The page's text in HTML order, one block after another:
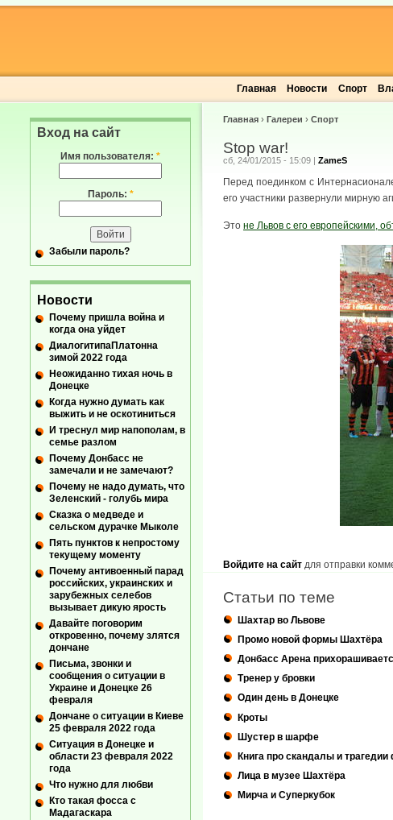
Главная Новости Спорт
Главная › Галереи › Спорт
Stop war!
сб, 24/01/2015 - 15:09 | ZameS
Перед поединком с
его участники развернули мирную
Это не Львов с его европейскими,
Войдите на сайт для отправки
Статьи по теме
Шахтар во Львове
Промо новой формы Шахтёра
Донбасс Арена
Тренер у бровки
Один день в Донецке
Кроты
Шустер в шарфе
Книга про скандалы и
Лица в музее Шахтёра
Мирча и Суперкубок
Вход на сайт
Имя пользователя: *
Пароль: *
Забыли пароль?
Новости
Почему пришла война и
когда она уйдет
ДиалогитипаПлатонна
зимой 2022 года
Неожиданно тихая ночь в
Донецке
Когда нужно думать как
выжить и не оскотиниться
И треснул мир напополам, в
семье разлом
Почему Донбасс не
замечали и не замечают?
Почему не надо думать, что
Зеленский - голубь мира
Сказка о медведе и
сельском дурачке Мыколе
Пять пунктов к непростому
текущему моменту
Почему антивоенный парад
российских, украинских и
зарубежных селебов
вызывает дикую ярость
Давайте поговорим
откровенно, почему злятся
дончане
Письма, звонки и
сообщения о ситуации в
Украине и Донецке 26
февраля
Дончане о ситуации в Киеве
25 февраля 2022 года
Ситуация в Донецке и
области 23 февраля 2022
года
Что нужно для любви
Кто такая фосса с
Мадагаскара